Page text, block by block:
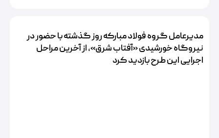
مدیرعامل گروه فولاد مبارکه روز گذشته با حضور در
نیروگاه خورشیدی «آفتاب شرق»، از آخرین مراحل
اجرایی این طرح بازدید کرد